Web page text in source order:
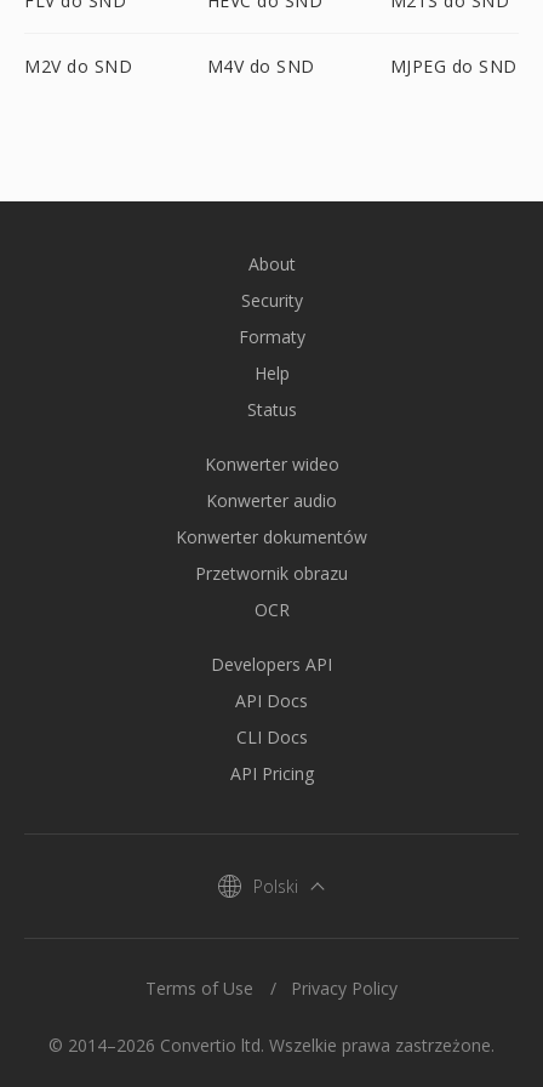
M2V do SND M4V do SND MJPEG do SND
About
Security
Formaty
Help
Status
Konwerter wideo
Konwerter audio
Konwerter dokumentów
Przetwornik obrazu
OCR
Developers API
API Docs
CLI Docs
API Pricing
Polski
© 2014–2026 Convertio ltd. Wszelkie prawa zastrzeżone.
Terms of Use Privacy Policy